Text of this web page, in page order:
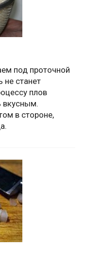
под проточной
не станет
плов
вкусным.
в стороне,